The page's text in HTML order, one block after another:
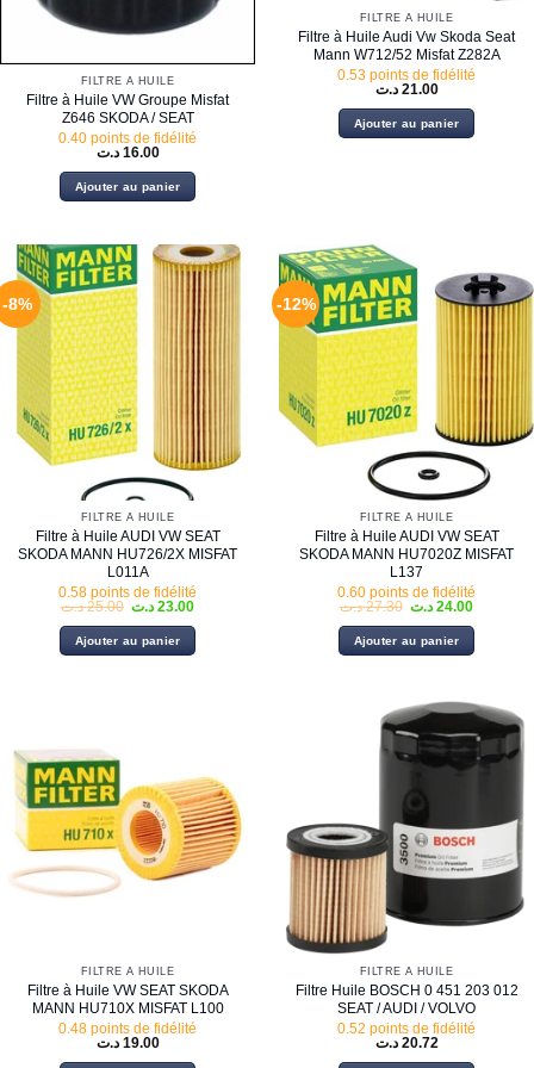
FILTRE À HUILE
Filtre à Huile VW Groupe Misfat
Z646 SKODA / SEAT
0.40 points de fidélité
16.00 د.ت
Ajouter au panier
FILTRE À HUILE
Filtre à Huile Audi Vw Skoda Seat
Mann W712/52 Misfat Z282A
0.53 points de fidélité
21.00 د.ت
Ajouter au panier
-8%
FILTRE À HUILE
Filtre à Huile AUDI VW SEAT
SKODA MANN HU726/2X MISFAT
L011A
0.58 points de fidélité
25.00 د.ت
Le
initial
était :
23.00 د.ت
Le
actuel
est :
Ajouter au panier
-12%
FILTRE À HUILE
Filtre à Huile AUDI VW SEAT
SKODA MANN HU7020Z MISFAT
L137
0.60 points de fidélité
27.30 د.ت
Le
initial
était :
24.00 د.ت
Le
actuel
est :
Ajouter au panier
FILTRE À HUILE
Filtre à Huile VW SEAT SKODA
MANN HU710X MISFAT L100
0.48 points de fidélité
19.00 د.ت
FILTRE À HUILE
Filtre Huile BOSCH 0 451 203 012
SEAT / AUDI / VOLVO
0.52 points de fidélité
20.72 د.ت